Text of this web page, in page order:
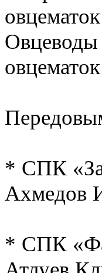
Овцеводы
* СПК
Ахмедов
* СПК